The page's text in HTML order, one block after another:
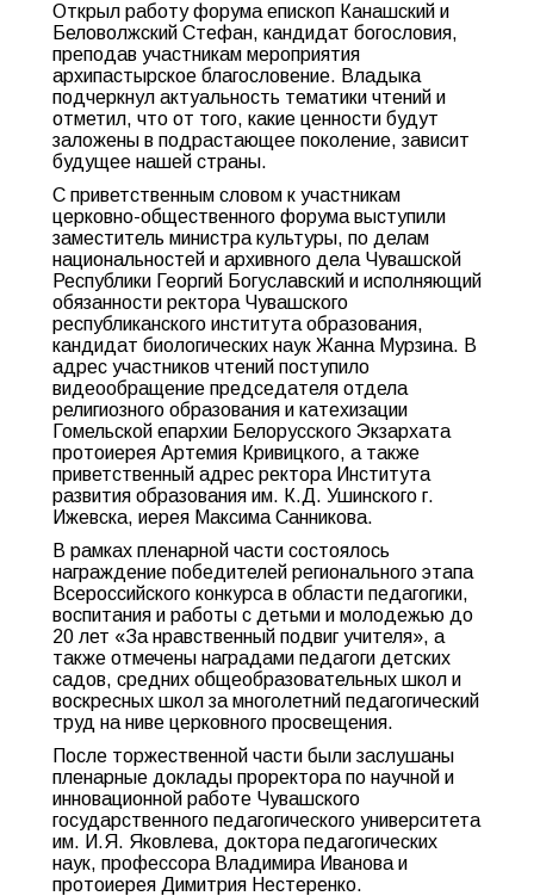
Открыл работу форума епископ Канашский и
Беловолжский Стефан, кандидат богословия,
преподав участникам мероприятия
архипастырское благословение. Владыка
подчеркнул актуальность тематики чтений и
отметил, что от того, какие ценности будут
заложены в подрастающее поколение, зависит
будущее нашей страны.
С приветственным словом к участникам
церковно-общественного форума выступили
заместитель министра культуры, по делам
национальностей и архивного дела Чувашской
Республики Георгий Богуславский и исполняющий
обязанности ректора Чувашского
республиканского института образования,
кандидат биологических наук Жанна Мурзина. В
адрес участников чтений поступило
видеообращение председателя отдела
религиозного образования и катехизации
Гомельской епархии Белорусского Экзархата
протоиерея Артемия Кривицкого, а также
приветственный адрес ректора Института
развития образования им. К.Д. Ушинского г.
Ижевска, иерея Максима Санникова.
В рамках пленарной части состоялось
награждение победителей регионального этапа
Всероссийского конкурса в области педагогики,
воспитания и работы с детьми и молодежью до
20 лет «За нравственный подвиг учителя», а
также отмечены наградами педагоги детских
садов, средних общеобразовательных школ и
воскресных школ за многолетний педагогический
труд на ниве церковного просвещения.
После торжественной части были заслушаны
пленарные доклады проректора по научной и
инновационной работе Чувашского
государственного педагогического университета
им. И.Я. Яковлева, доктора педагогических
наук, профессора Владимира Иванова и
протоиерея Димитрия Нестеренко.